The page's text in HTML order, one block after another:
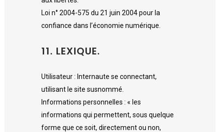
Loi n° 2004-575 du 21 juin 2004 pour la
confiance dans l’économie numérique.
11. LEXIQUE.
Utilisateur : Internaute se connectant,
utilisant le site susnommé.
Informations personnelles : « les
informations qui permettent, sous quelque
forme que ce soit, directement ou non,